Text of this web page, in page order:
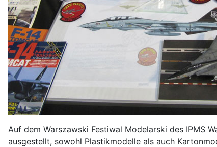
Auf dem Warszawski Festiwal Modelarski des IPMS
ausgestellt, sowohl Plastikmodelle als auch